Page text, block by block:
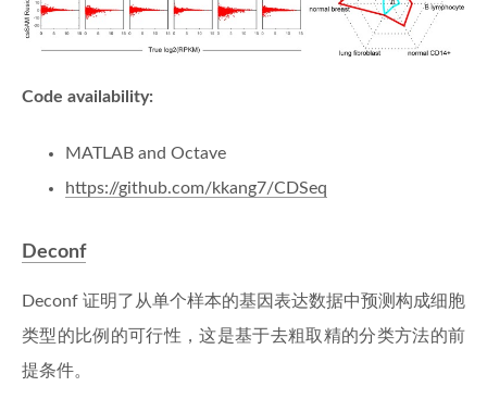
Code availability:
MATLAB and Octave
https://github.com/kkang7/CDSeq
Deconf
Deconf 证明了从单个样本的基因表达数据中预测构成细胞
类型的比例的可行性，这是基于去粗取精的分类方法的前
提条件。